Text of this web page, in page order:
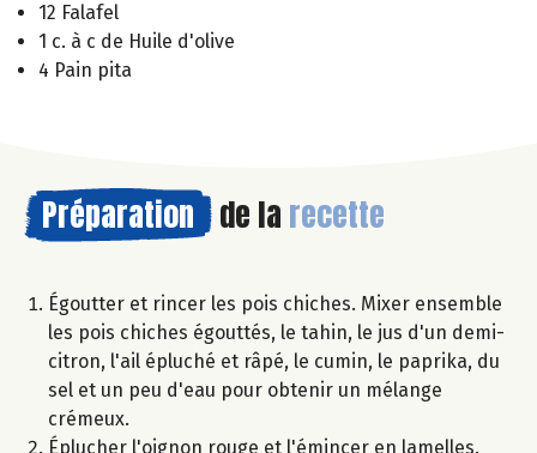
12 Falafel
1 c. à c de Huile d'olive
4 Pain pita
Préparation de la recette
Égoutter et rincer les pois chiches. Mixer ensemble
les pois chiches égouttés, le tahin, le jus d'un demi-
citron, l'ail épluché et râpé, le cumin, le paprika, du
sel et un peu d'eau pour obtenir un mélange
crémeux.
Éplucher l'oignon rouge et l'émincer en lamelles.